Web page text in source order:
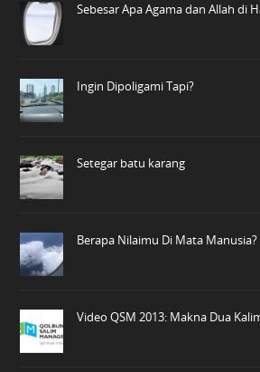
Sebesar Apa Agama dan Allah di
Ingin Dipoligami Tapi?
Setegar batu karang
Berapa Nilaimu Di Mata Manusia?
Video QSM 2013: Makna Dua